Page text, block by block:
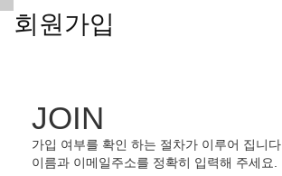
회원가입
JOIN
가입 여부를 확인 하는 절차가 이루어 집니다.
이름과 이메일주소를 정확히 입력해 주세요.